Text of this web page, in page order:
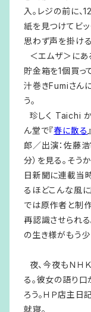
入。レジの前に、
紙を見つけてビッ
思わず声を掛ける
＜エムザ＞に
貯金箱を1個買っ
汁巻きFumiさん
う。
珍しく Taichi か
ん堂で『春に散る
郎／出演：佐藤
分）を見る。そう
日新聞に連載当
るほどこんな風に
では原作者と制
再認識させられ
の生き様がもう
夜、今夜もＮＨＫ
る。彼女の語り
ろう。ＨＰ店主日
就寝。